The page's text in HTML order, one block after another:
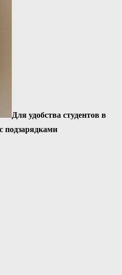
Для удобства студентов в
подзарядками